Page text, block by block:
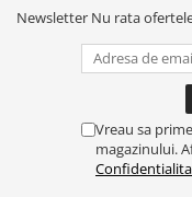
Newsletter Nu rata
Vreau sa
magazinului.